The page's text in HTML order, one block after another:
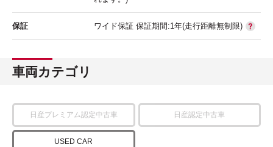
保証 ワイド保証 保証期間:1年(走行距離無制限)
車両カテゴリ
日産プレミアム認定中古車 日産認定中古車
USED CAR